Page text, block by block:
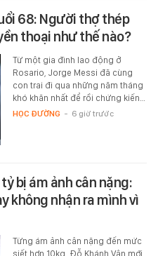
68: Người thợ thép
thoại như thế nào?
Từ một gia đình lao động ở
Rosario, Jorge Messi đã cùng
con trai đi qua những năm tháng
khó khăn nhất để rồi chứng kiến…
HỌC ĐƯỜNG - 6 giờ trước
bị ám ảnh cân nặng:
không nhận ra mình vì
Từng ám ảnh cân nặng đến mức
siết hơn 10kg, Đỗ Khánh Vân mới